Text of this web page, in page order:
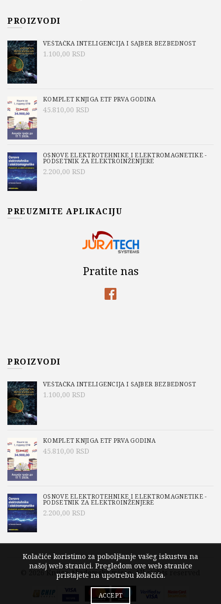
PROIZVODI
VEŠTAČKA INTELIGENCIJA I SAJBER BEZBEDNOST
1.100,00 RSD
KOMPLET KNJIGA ETF PRVA GODINA
45.810,00 RSD
OSNOVE ELEKTROTEHNIKE I ELEKTROMAGNETIKE -
PODSETNIK ZA ELEKTROINŽENJERE
2.200,00 RSD
PREUZMITE APLIKACIJU
Pratite nas
PROIZVODI
VEŠTAČKA INTELIGENCIJA I SAJBER BEZBEDNOST
1.100,00 RSD
KOMPLET KNJIGA ETF PRVA GODINA
45.810,00 RSD
OSNOVE ELEKTROTEHNIKE I ELEKTROMAGNETIKE -
PODSETNIK ZA ELEKTROINŽENJERE
2.200,00 RSD
© 2026 Knjige Akademska misao. All rights reserved
Kolačiće koristimo za poboljšanje vašeg iskustva na
našoj web stranici. Pregledom ove web stranice
pristajete na upotrebu kolačića.
ACCEPT